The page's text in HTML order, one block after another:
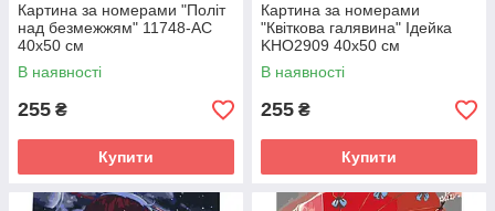
Картина за номерами "Політ
над безмежжям" 11748-AC
40х50 см
В наявності
255 ₴
Купити
Картина за номерами
"Квіткова галявина" Ідейка
KHO2909 40х50 см
В наявності
255 ₴
Купити